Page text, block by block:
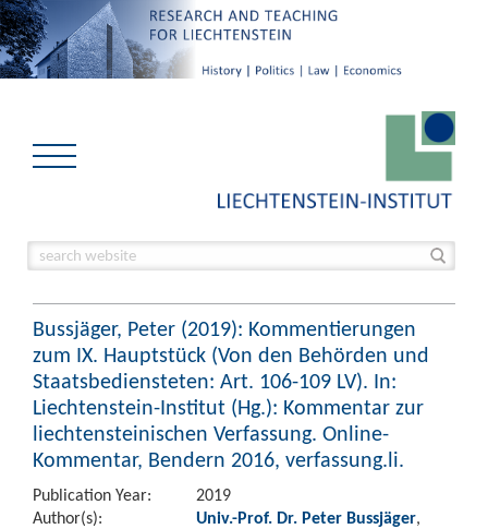
Bussjäger, Peter (2019): Kommentierungen
zum IX. Hauptstück (Von den Behörden und
Staatsbediensteten: Art. 106-109 LV). In:
Liechtenstein-Institut (Hg.): Kommentar zur
liechtensteinischen Verfassung. Online-
Kommentar, Bendern 2016, verfassung.li.
Publication Year:
2019
Author(s):
Univ.-Prof. Dr. Peter Bussjäger,